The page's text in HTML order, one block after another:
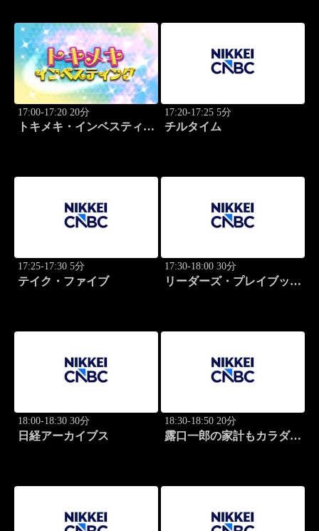
17:00-17:20 20分
トキメキ・インベスティン
17:20-17:25 5分
チルタイム
17:25-17:30 5分
テイク・ファイブ
17:30-18:00 30分
リーダーズ・プレイブック
18:00-18:30 30分
日経アーカイブス
18:30-18:50 20分
露口一郎の家計もカラダも